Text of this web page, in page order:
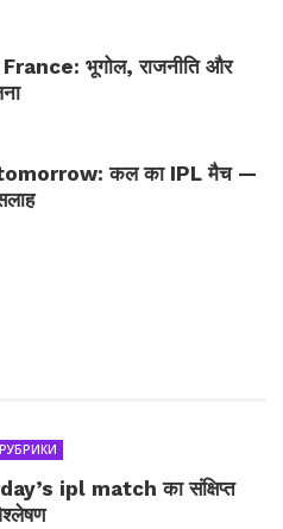
भूगोल, राजनीति और
कल का IPL मैच —
ipl match का संक्षिप्त